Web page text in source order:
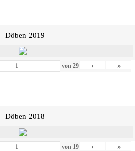
Döben 2019
von 29 › »
Döben 2018
von 19 › »